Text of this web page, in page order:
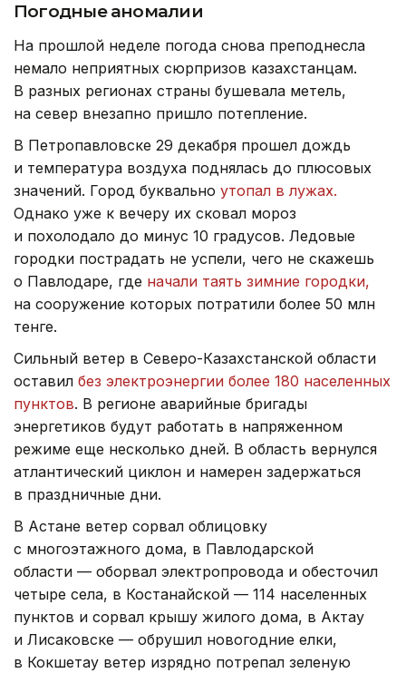
Погодные аномалии
На прошлой неделе погода снова преподнесла
немало неприятных сюрпризов казахстанцам.
В разных регионах страны бушевала метель,
на север внезапно пришло потепление.
В Петропавловске 29 декабря прошел дождь
и температура воздуха поднялась до плюсовых
значений. Город буквально утопал в лужах.
Однако уже к вечеру их сковал мороз
и похолодало до минус 10 градусов. Ледовые
городки пострадать не успели, чего не скажешь
о Павлодаре, где начали таять зимние городки,
на сооружение которых потратили более 50 млн
тенге.
Сильный ветер в Северо-Казахстанской области
оставил без электроэнергии более 180 населенных
пунктов. В регионе аварийные бригады
энергетиков будут работать в напряженном
режиме еще несколько дней. В область вернулся
атлантический циклон и намерен задержаться
в праздничные дни.
В Астане ветер сорвал облицовку
с многоэтажного дома, в Павлодарской
области — оборвал электропровода и обесточил
четыре села, в Костанайской — 114 населенных
пунктов и сорвал крышу жилого дома, в Актау
и Лисаковске — обрушил новогодние елки,
в Кокшетау ветер изрядно потрепал зеленую